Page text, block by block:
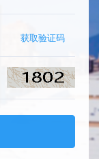
获取验证码